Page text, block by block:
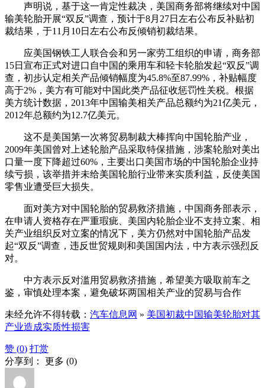
声明说，基于这一肯定性裁决，美国商务部将继续对中国
输美轮胎开展“双反”调查，预计于8月27日左右公布反补贴初
裁结果，于11月10日左右公布反倾销初裁结果。
应美国钢铁工人联合会和另一家劳工组织的申请，商务部
15日宣布正式对进口自中国的乘用车和轻卡轮胎发起“双反”调
查，初步认定相关产品倾销幅度为45.8%至87.99%，补贴幅度
高于2%，美方有可能对中国此类产品征收惩罚性关税。根据
美方统计数据，2013年中国输美相关产品总额约为21亿美元，
2012年总额约为12.7亿美元。
这不是美国第一次将贸易制裁大棒挥向中国轮胎产业，
2009年美国曾对上述轮胎产品采取特保措施，涉案轮胎对美出
口量一度下降超过60%，主要出口美国市场的中国轮胎企业持
续亏损，该举措并未给美国轮胎行业带来实质利益，反使美国
零售业遭受巨大损失。
面对美方对中国轮胎的贸易救济措施，中国商务部表示，
在申请人资格存在严重瑕疵、美国内轮胎企业不支持立案、相
关产业组织反对立案的情况下，美方仍然对中国轮胎产品发
起“双反”调查，违反世贸规则和美国国内法，中方表示强烈反
对。
中方表示反对滥用贸易救济措施，希望美方吸取前车之
鉴，审慎处理本案，避免破坏两国相关产业的贸易与合作
未经允许不得转载： 汽车信息网 » 美国初裁中国输美轮胎对其
产业造成实质性损害
赞 (0) 打赏
分享到： 更多 (0)